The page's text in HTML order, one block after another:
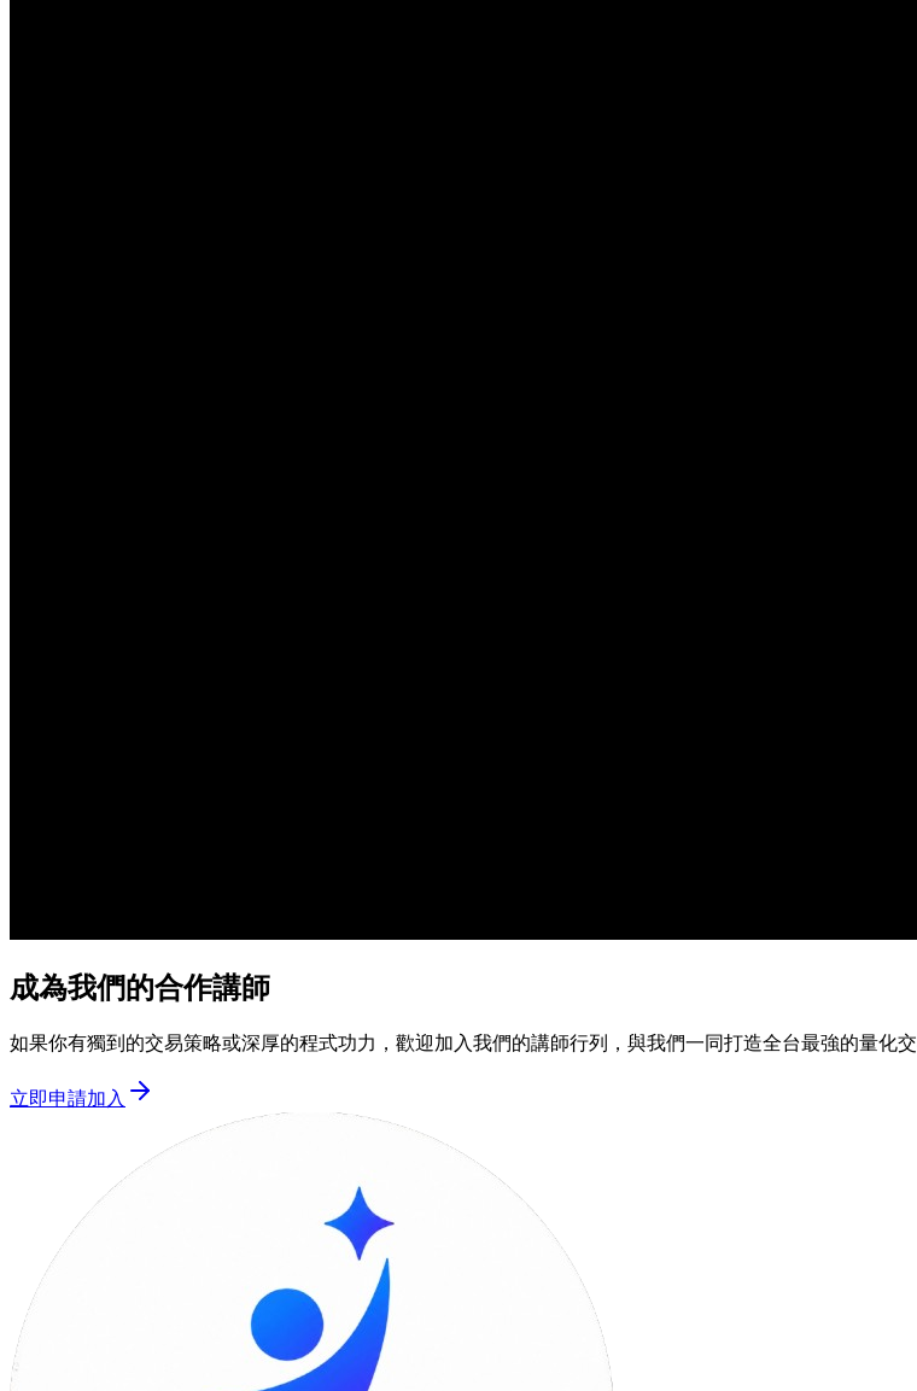
成為我們的合作講師
如果你有獨到的交易策略或深厚的程式功力，歡迎加入我們的講師行列，與我們一同打造全台最強的量化交
立即申請加入